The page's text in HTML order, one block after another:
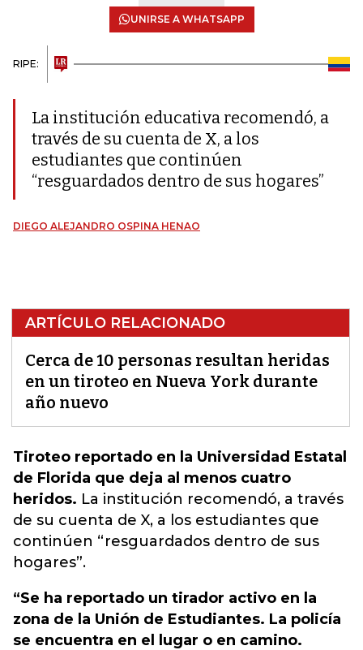
UNIRSE A WHATSAPP
RIPE:
La institución educativa recomendó, a
través de su cuenta de X, a los
estudiantes que continúen
“resguardados dentro de sus hogares”
DIEGO ALEJANDRO OSPINA HENAO
ARTÍCULO RELACIONADO
Cerca de 10 personas resultan heridas
en un tiroteo en Nueva York durante
año nuevo
Tiroteo reportado en la Universidad Estatal
de Florida que deja al menos cuatro
heridos. La institución recomendó, a través
de su cuenta de X, a los estudiantes que
continúen “resguardados dentro de sus
hogares”.
“Se ha reportado un tirador activo en la
zona de la Unión de Estudiantes. La policía
se encuentra en el lugar o en camino.